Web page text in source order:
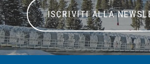
ISCRIVITI ALLA